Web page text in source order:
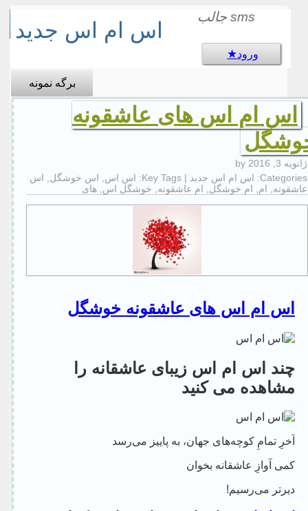
اس ام اس جدید
sms جالب
ورود
برگه نمونه
اس ام اس های عاشقونه
ژانویه 3, 2016
by
Categories:
اس ام اس جدید | Key Tags: اس اس, اس خوشگل, اس
عاشقونه, ام, ام خوشگل, ام عاشقونه, خوشگل اس, های
اس ام اس های عاشقونه خوشگل
چند اس ام اس زیبای عاشقانه را
مشاهده می کنید
آخرِ تمامِ کوچه‌های جهان، به پاییز می‌رسد
کمی آوازِ عاشقانه بخوان
دیرتر می‌رسیم!